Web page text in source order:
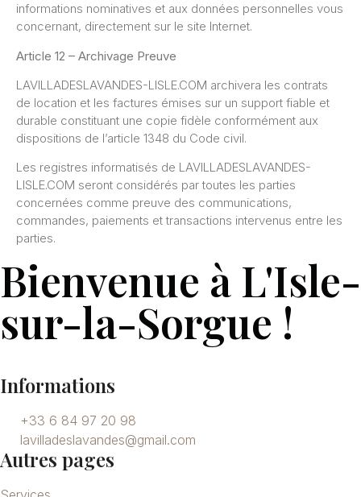
informations nominatives et aux données personnelles vous
concernant, directement sur le site Internet.
Article 12 – Archivage Preuve
LAVILLADESLAVANDES-LISLE.COM archivera les contrats
de location et les factures émises sur un support fiable et
durable constituant une copie fidèle conformément aux
dispositions de l’article 1348 du Code civil.
Les registres informatisés de LAVILLADESLAVANDES-
LISLE.COM seront considérés par toutes les parties
concernées comme preuve des communications,
commandes, paiements et transactions intervenus entre les
parties.
Bienvenue à L'Isle-
sur-la-Sorgue !
Informations
+33 6 84 97 20 98
lavilladeslavandes@gmail.com
Autres pages